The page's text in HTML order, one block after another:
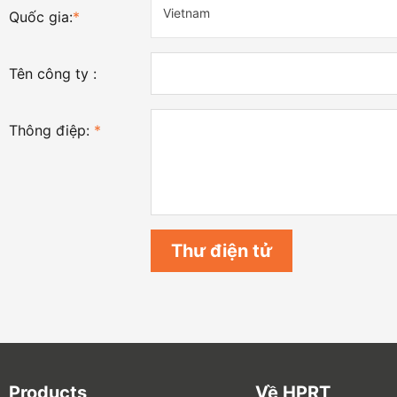
Quốc gia:* Vietnam
Tên công ty :
Thông điệp: *
Products Về HPRT